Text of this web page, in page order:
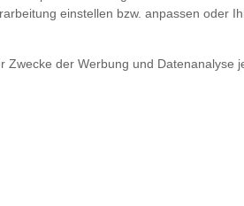
einstellen bzw. anpassen oder
der Werbung und Datenanalyse